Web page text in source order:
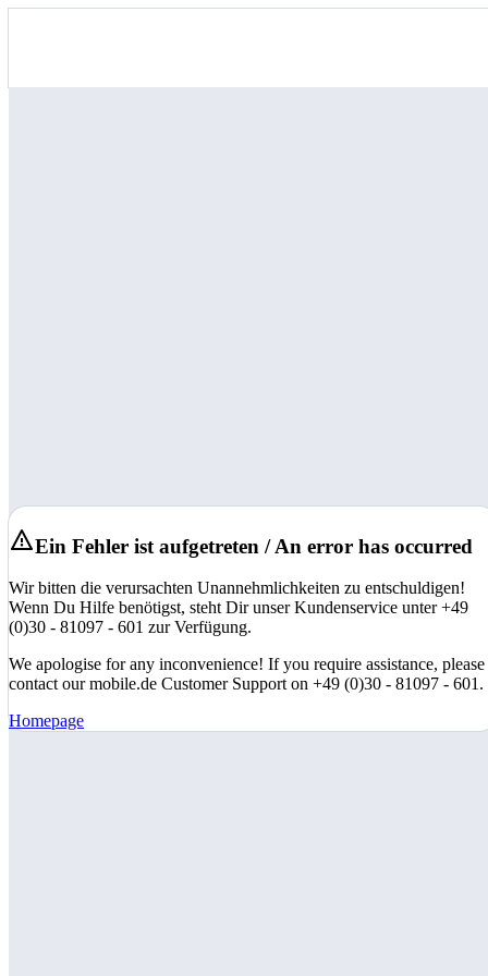
Ein Fehler ist aufgetreten / An error has occurred
Wir bitten die verursachten Unannehmlichkeiten zu entschuldigen!
Wenn Du Hilfe benötigst, steht Dir unser Kundenservice unter +49
(0)30 - 81097 - 601 zur Verfügung.
We apologise for any inconvenience! If you require assistance, please
contact our mobile.de Customer Support on +49 (0)30 - 81097 - 601.
Homepage